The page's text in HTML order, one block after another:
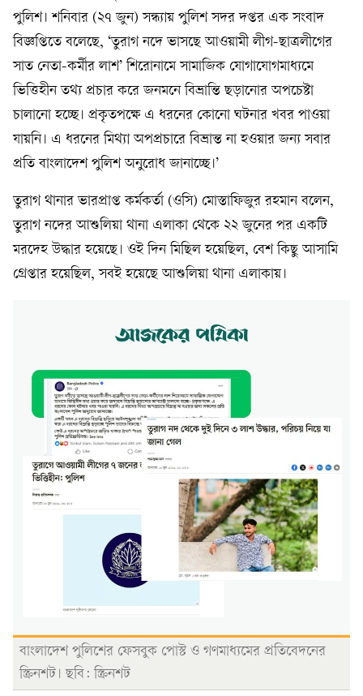
পুলিশ। শনিবার (২৭ জুন) সন্ধ্যায় পুলিশ সদর দপ্তর এক সংবাদ
বিজ্ঞপ্তিতে বলেছে, ‘তুরাগ নদে ভাসছে আওয়ামী লীগ-ছাত্রলীগের
সাত নেতা-কর্মীর লাশ’ শিরোনামে সামাজিক যোগাযোগমাধ্যমে
ভিত্তিহীন তথ্য প্রচার করে জনমনে বিভ্রান্তি ছড়ানোর অপচেষ্টা
চালানো হচ্ছে। প্রকৃতপক্ষে এ ধরনের কোনো ঘটনার খবর পাওয়া
যায়নি। এ ধরনের মিথ্যা অপপ্রচারে বিভ্রান্ত না হওয়ার জন্য সবার
প্রতি বাংলাদেশ পুলিশ অনুরোধ জানাচ্ছে।’
তুরাগ থানার ভারপ্রাপ্ত কর্মকর্তা (ওসি) মোস্তাফিজুর রহমান বলেন,
তুরাগ নদের আশুলিয়া থানা এলাকা থেকে ২২ জুনের পর একটি
মরদেহ উদ্ধার হয়েছে। ওই দিন মিছিল হয়েছিল, বেশ কিছু আসামি
গ্রেপ্তার হয়েছিল, সবই হয়েছে আশুলিয়া থানা এলাকায়।
বাংলাদেশ পুলিশের ফেসবুক পোস্ট ও গণমাধ্যমের প্রতিবেদনের
স্ক্রিনশট। ছবি: স্ক্রিনশট